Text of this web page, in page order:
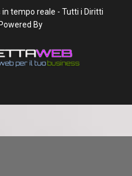
in tempo reale - Tutti i Diritti
By